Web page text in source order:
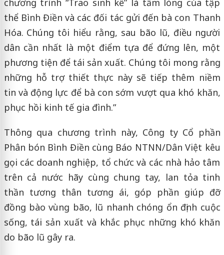
chương trình “Trao sinh kế” là tấm lòng của tập
thể Bình Điền và các đối tác gửi đến bà con Thanh
Hóa. Chúng tôi hiểu rằng, sau bão lũ, điều người
dân cần nhất là một điểm tựa để đứng lên, một
phương tiện để tái sản xuất. Chúng tôi mong rằng
những hỗ trợ thiết thực này sẽ tiếp thêm niềm
tin và động lực để bà con sớm vượt qua khó khăn,
phục hồi kinh tế gia đình.”
Thông qua chương trình này, Công ty Cổ phần
Phân bón Bình Điền cùng Báo NTNN/Dân Việt kêu
gọi các doanh nghiệp, tổ chức và các nhà hảo tâm
trên cả nước hãy cùng chung tay, lan tỏa tinh
thần tương thân tương ái, góp phần giúp đỡ
đồng bào vùng bão, lũ nhanh chóng ổn định cuộc
sống, tái sản xuất và khắc phục những khó khăn
do bão lũ gây ra.